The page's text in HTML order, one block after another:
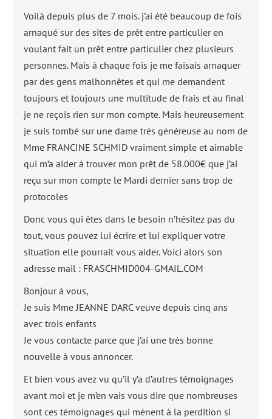
Voilà depuis plus de 7 mois. j’ai été beaucoup de fois
arnaqué sur des sites de prêt entre particulier en
voulant fait un prêt entre particulier chez plusieurs
personnes. Mais à chaque fois je me faisais arnaquer
par des gens malhonnêtes et qui me demandent
toujours et toujours une multitude de frais et au final
je ne reçois rien sur mon compte. Mais heureusement
je suis tombé sur une dame très généreuse au nom de
Mme FRANCINE SCHMID vraiment simple et aimable
qui m’a aider à trouver mon prêt de 58.000€ que j’ai
reçu sur mon compte le Mardi dernier sans trop de
protocoles
Donc vous qui êtes dans le besoin n’hésitez pas du
tout, vous pouvez lui écrire et lui expliquer votre
situation elle pourrait vous aider. Voici alors son
adresse mail : FRASCHMID004-GMAIL.COM
Bonjour à vous,
Je suis Mme JEANNE DARC veuve depuis cinq ans
avec trois enfants
Je vous contacte parce que j’ai une très bonne
nouvelle à vous annoncer.
Et bien vous avez vu qu’il y’a d’autres témoignages
avant moi et je m’en vais vous dire que nombreuses
sont ces témoignages qui mènent à la perdition si